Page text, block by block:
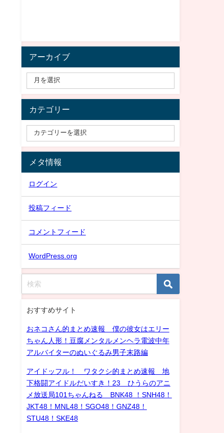
アーカイブ
カテゴリー
メタ情報
ログイン
投稿フィード
コメントフィード
WordPress.org
おすすめサイト
おネコさん的まとめ速報 僕の彼女はエリー
ちゃん人形！豆腐メンタルメンヘラ電波中年
アルバイターのぬいぐるみ男子末路編
アイドッフル！ ワタクシ的まとめ速報 地
下格闘アイドルだいすき！23 ひうらのアニ
メ放送局101ちゃんねる BNK48 ！SNH48！
JKT48！MNL48！SGO48！GNZ48！
STU48！SKE48